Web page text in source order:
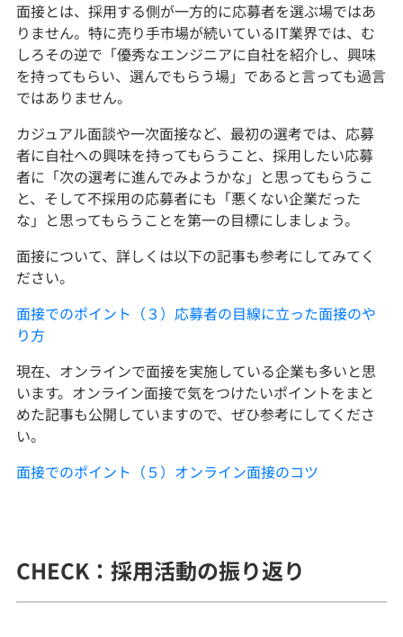
面接とは、採用する側が一方的に応募者を選ぶ場ではあ
りません。特に売り手市場が続いているIT業界では、む
しろその逆で「優秀なエンジニアに自社を紹介し、興味
を持ってもらい、選んでもらう場」であると言っても過言
ではありません。
カジュアル面談や一次面接など、最初の選考では、応募
者に自社への興味を持ってもらうこと、採用したい応募
者に「次の選考に進んでみようかな」と思ってもらうこ
と、そして不採用の応募者にも「悪くない企業だった
な」と思ってもらうことを第一の目標にしましょう。
面接について、詳しくは以下の記事も参考にしてみてく
ださい。
面接でのポイント（３）応募者の目線に立った面接のや
り方
現在、オンラインで面接を実施している企業も多いと思
います。オンライン面接で気をつけたいポイントをまと
めた記事も公開していますので、ぜひ参考にしてくださ
い。
面接でのポイント（５）オンライン面接のコツ
CHECK：採用活動の振り返り